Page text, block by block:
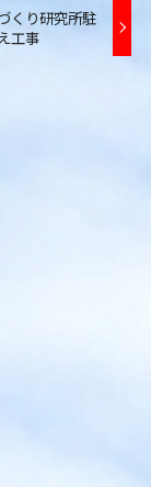
くり研究所駐
工事